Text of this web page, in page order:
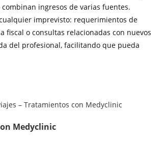
ingresos de varias fuentes.
imprevisto: requerimientos de
fiscal o consultas relacionadas con nuevos
del profesional, facilitando que pueda
Medyclinic